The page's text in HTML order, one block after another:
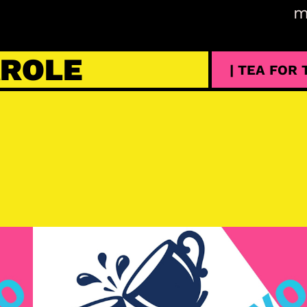
| TEA FOR